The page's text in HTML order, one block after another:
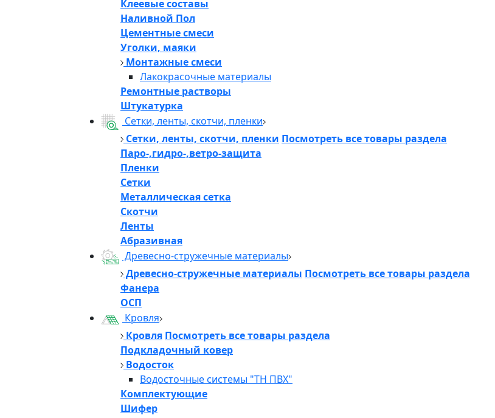
Клеевые составы
Наливной Пол
Цементные смеси
Уголки, маяки
Монтажные смеси
Лакокрасочные материалы
Ремонтные растворы
Штукатурка
Сетки, ленты, скотчи, пленки
Сетки, ленты, скотчи, пленки Посмотреть все товары раздела
Паро-,гидро-,ветро-защита
Пленки
Сетки
Металлическая сетка
Скотчи
Ленты
Абразивная
Древесно-стружечные материалы
Древесно-стружечные материалы Посмотреть все товары раздела
Фанера
ОСП
Кровля
Кровля Посмотреть все товары раздела
Подкладочный ковер
Водосток
Водосточные системы "ТН ПВХ"
Комплектующие
Шифер